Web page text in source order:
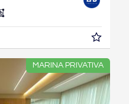
MARINA PRIVATIVA